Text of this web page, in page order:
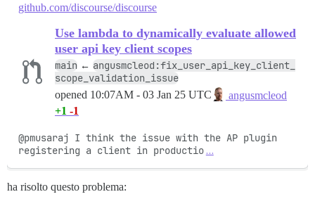
github.com/discourse/discourse
Use lambda to dynamically evaluate allowed
user api key client scopes
main ← angusmcleod:fix_user_api_key_client_
scope_validation_issue
opened 10:07AM - 03 Jan 25 UTC
angusmcleod
+1 -1
@pmusaraj I think the issue with the AP plugin
registering a client in productio …
ha risolto questo problema: